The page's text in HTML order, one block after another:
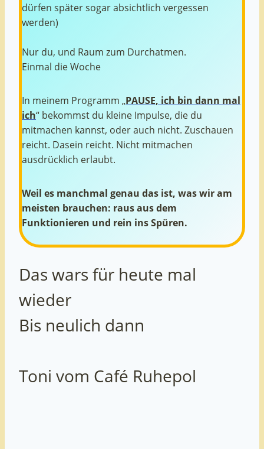
dürfen später sogar absichtlich vergessen
werden)
Nur du, und Raum zum Durchatmen.
Einmal die Woche
In meinem Programm „PAUSE, ich bin dann mal
ich“ bekommst du kleine Impulse, die du
mitmachen kannst, oder auch nicht. Zuschauen
reicht. Dasein reicht. Nicht mitmachen
ausdrücklich erlaubt.
Weil es manchmal genau das ist, was wir am
meisten brauchen: raus aus dem
Funktionieren und rein ins Spüren.
Das wars für heute mal
wieder
Bis neulich dann
Toni vom Café Ruhepol